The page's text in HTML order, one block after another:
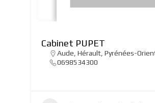
Cabinet PUPET
Aude, Hérault, Pyrénées-
0698534300